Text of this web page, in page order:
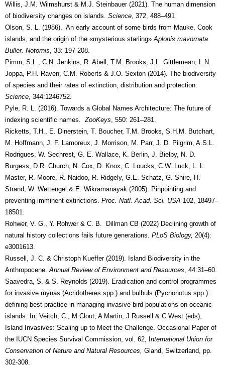
Willis, J.M. Wilmshurst & M.J. Steinbauer (2021). The human dimension
of biodiversity changes on islands. Science, 372, 488–491
Olson, S. L. (1986). An early account of some birds from Mauke, Cook
islands, and the origin of the «mysterious starling»Aplonis mavornata
Buller. Notornis, 33: 197-208.
Pimm, S.L., C.N. Jenkins, R. Abell, T.M. Brooks, J.L. Gittlemean, L.N.
Joppa, P.H. Raven, C.M. Roberts & J.O. Sexton (2014). The biodiversity
of species and their rates of extinction, distribution and protection.
Science, 344:1246752.
Pyle, R. L. (2016). Towards a Global Names Architecture: The future of
indexing scientific names.ZooKeys, 550: 261–281.
Ricketts, T.H., E. Dinerstein, T. Boucher, T.M. Brooks, S.H.M. Butchart,
M. Hoffmann, J. F. Lamoreux, J. Morrison, M. Parr, J. D. Pilgrim, A.S.L.
Rodrigues, W. Sechrest, G. E. Wallace, K. Berlin, J. Bielby, N. D.
Burgess, D.R. Church, N. Cox, D. Knox, C. Loucks, C.W. Luck, L. L.
Master, R. Moore, R. Naidoo, R. Ridgely, G.E. Schatz, G. Shire, H.
Strand, W. Wettengel & E. Wikramanayak (2005). Pinpointing and
preventing imminent extinctions. Proc. Natl. Acad. Sci. USA 102, 18497–
18501.
Rohwer, V. G., Y. Rohwer & C. B. Dillman CB (2022) Declining growth of
natural history collections fails future generations. PLoS Biology, 20(4):
e3001613.
Russell, J. C. & Christoph Kueffer (2019). Island Biodiversity in the
Anthropocene.Annual Review of Environment and Resources, 44:31–60.
Saavedra, S. & S. Reynolds (2019). Eradication and control programmes
for invasive mynas (Acridotheres spp.) and bulbuls (Pycnonotus spp.):
defining best practice in managing invasive bird populations on oceanic
islands. In: Veitch, C., M Clout, A Martin, J Russell & C West (eds),
Island Invasives: Scaling up to Meet the Challenge. Occasional Paper of
the IUCN Species Survival Commission, vol. 62, I nternational Union for
Conservation of Nature and Natural Resources, Gland, Switzerland, pp.
302-308.